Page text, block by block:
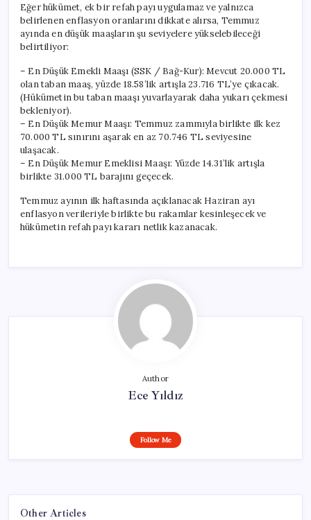
Eğer hükümet, ek bir refah payı uygulamaz ve yalnızca
belirlenen enflasyon oranlarını dikkate alırsa, Temmuz
ayında en düşük maaşların şu seviyelere yükselebileceği
belirtiliyor:
– En Düşük Emekli Maaşı (SSK / Bağ-Kur): Mevcut 20.000 TL
olan taban maaş, yüzde 18.58’lik artışla 23.716 TL’ye çıkacak.
(Hükümetin bu taban maaşı yuvarlayarak daha yukarı çekmesi
bekleniyor).
– En Düşük Memur Maaşı: Temmuz zammıyla birlikte ilk kez
70.000 TL sınırını aşarak en az 70.746 TL seviyesine
ulaşacak.
– En Düşük Memur Emeklisi Maaşı: Yüzde 14.31’lik artışla
birlikte 31.000 TL barajını geçecek.
Temmuz ayının ilk haftasında açıklanacak Haziran ayı
enflasyon verileriyle birlikte bu rakamlar kesinleşecek ve
hükümetin refah payı kararı netlik kazanacak.
Author
Ece Yıldız
Follow Me
Other Articles